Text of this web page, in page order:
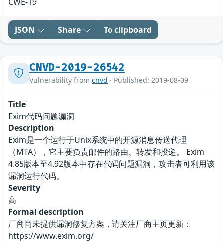
JSON Share To clipboard
CNVD-2019-26542
Vulnerability from cnvd - Published: 2019-08-09
Title
Exim代码问题漏洞
Description
Exim是一个运行于Unix系统中的开源消息传送代理
（MTA），它主要负责邮件的路由、转发和投递。 Exim
4.85版本至4.92版本中存在代码问题漏洞，攻击者可利用该
漏洞运行代码。
Severity
高
Formal description
厂商尚未提供漏洞修复方案，请关注厂商主页更新：
https://www.exim.org/